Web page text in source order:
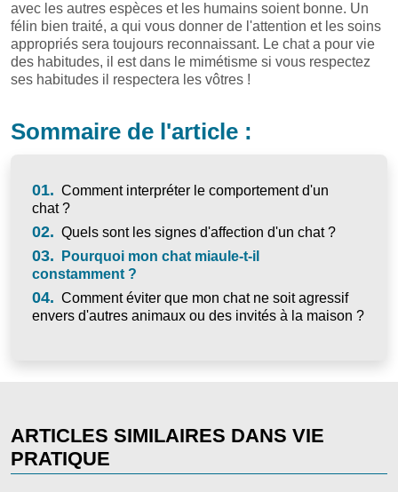
avec les autres espèces et les humains soient bonne. Un
félin bien traité, a qui vous donner de l'attention et les soins
appropriés sera toujours reconnaissant. Le chat a pour vie
des habitudes, il est dans le mimétisme si vous respectez
ses habitudes il respectera les vôtres !
Sommaire de l'article :
01. Comment interpréter le comportement d'un
chat ?
02. Quels sont les signes d'affection d'un chat ?
03.
Pourquoi mon chat miaule-t-il
constamment ?
04. Comment éviter que mon chat ne soit agressif
envers d'autres animaux ou des invités à la maison ?
ARTICLES SIMILAIRES DANS VIE
PRATIQUE